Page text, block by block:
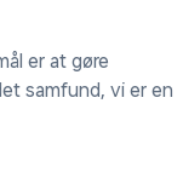
er at gøre
samfund, vi er en